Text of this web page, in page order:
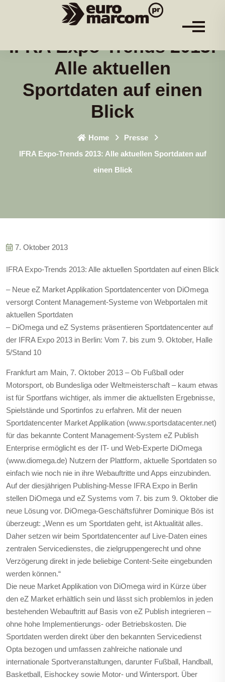
IFRA Expo-Trends 2013:
Alle aktuellen
Sportdaten auf einen
Blick
Home
Presse
IFRA Expo-Trends 2013: Alle aktuellen Sportdaten auf
einen Blick
7. Oktober 2013
IFRA Expo-Trends 2013: Alle aktuellen Sportdaten auf einen Blick
– Neue eZ Market Applikation Sportdatencenter von DiOmega
versorgt Content Management-Systeme von Webportalen mit
aktuellen Sportdaten
– DiOmega und eZ Systems präsentieren Sportdatencenter auf
der IFRA Expo 2013 in Berlin: Vom 7. bis zum 9. Oktober, Halle
5/Stand 10
Frankfurt am Main, 7. Oktober 2013 – Ob Fußball oder
Motorsport, ob Bundesliga oder Weltmeisterschaft – kaum etwas
ist für Sportfans wichtiger, als immer die aktuellsten Ergebnisse,
Spielstände und Sportinfos zu erfahren. Mit der neuen
Sportdatencenter Market Applikation (www.sportsdatacenter.net)
für das bekannte Content Management-System eZ Publish
Enterprise ermöglicht es der IT- und Web-Experte DiOmega
(www.diomega.de) Nutzern der Plattform, aktuelle Sportdaten so
einfach wie noch nie in ihre Webauftritte und Apps einzubinden.
Auf der diesjährigen Publishing-Messe IFRA Expo in Berlin
stellen DiOmega und eZ Systems vom 7. bis zum 9. Oktober die
neue Lösung vor. DiOmega-Geschäftsführer Dominique Bös ist
überzeugt: „Wenn es um Sportdaten geht, ist Aktualität alles.
Daher setzen wir beim Sportdatencenter auf Live-Daten eines
zentralen Servicedienstes, die zielgruppengerecht und ohne
Verzögerung direkt in jede beliebige Content-Seite eingebunden
werden können.“
Die neue Market Applikation von DiOmega wird in Kürze über
den eZ Market erhältlich sein und lässt sich problemlos in jeden
bestehenden Webauftritt auf Basis von eZ Publish integrieren –
ohne hohe Implementierungs- oder Betriebskosten. Die
Sportdaten werden direkt über den bekannten Servicedienst
Opta bezogen und umfassen zahlreiche nationale und
internationale Sportveranstaltungen, darunter Fußball, Handball,
Basketball, Eishockey sowie Motor- und Wintersport. Über